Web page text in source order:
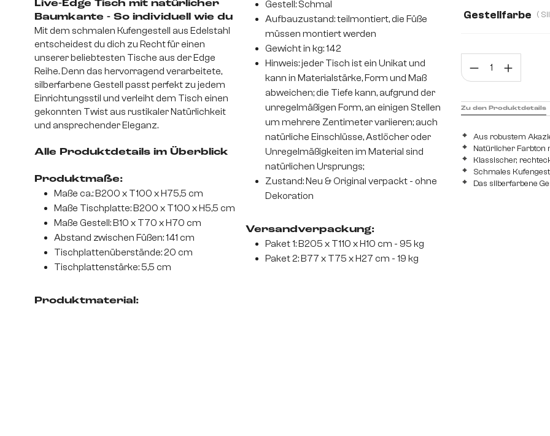
Edelstahl Breit
Gestellfarbe
Aus robustem
Natürlicher Farbton
Klassischer,
Schmales
Das silberfarbene
Zu den Produktdetails
Live-Edge Tisch mit natürlicher
Baumkante - So individuell wie du
Mit dem schmalen Kufengestell aus Edelstahl
entscheidest du dich zu Recht für einen
unserer beliebtesten Tische aus der Edge
Reihe. Denn das hervorragend verarbeitete,
silberfarbene Gestell passt perfekt zu jedem
Einrichtungsstil und verleiht dem Tisch einen
gekonnten Twist aus rustikaler Natürlichkeit
und ansprechender Eleganz.
Alle Produktdetails im Überblick
Produktmaße:
Maße ca.: B200 x T100 x H75,5 cm
Maße Tischplatte: B200 x T100 x H5,5 cm
Maße Gestell: B10 x T70 x H70 cm
Abstand zwischen Füßen: 141 cm
Tischplattenüberstände: 20 cm
Tischplattenstärke: 5,5 cm
Produktmaterial:
Gestell: Schmal
Aufbauzustand: teilmontiert, die Füße
müssen montiert werden
Gewicht in kg: 142
Hinweis: jeder Tisch ist ein Unikat und
kann in Materialstärke, Form und Maß
abweichen; die Tiefe kann, aufgrund der
unregelmäßigen Form, an einigen Stellen
um mehrere Zentimeter variieren; auch
natürliche Einschlüsse, Astlöcher oder
Unregelmäßigkeiten im Material sind
natürlichen Ursprungs;
Zustand: Neu & Original verpackt - ohne
Dekoration
Versandverpackung:
Paket 1: B205 x T110 x H10 cm - 95 kg
Paket 2: B77 x T75 x H27 cm - 19 kg